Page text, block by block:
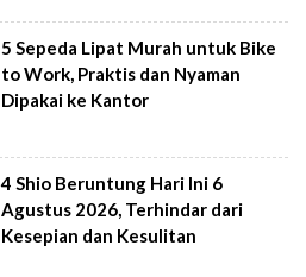
5 Sepeda Lipat Murah untuk Bike
to Work, Praktis dan Nyaman
Dipakai ke Kantor
4 Shio Beruntung Hari Ini 6
Agustus 2026, Terhindar dari
Kesepian dan Kesulitan